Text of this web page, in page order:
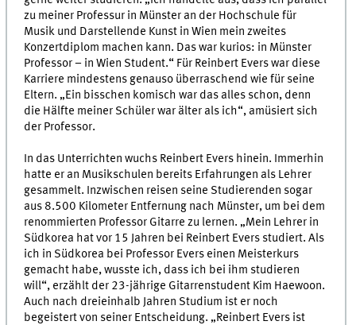
zu meiner Professur in Münster an der Hochschule für
Musik und Darstellende Kunst in Wien mein zweites
Konzertdiplom machen kann. Das war kurios: in Münster
Professor – in Wien Student.“ Für Reinbert Evers war diese
Karriere mindestens genauso überraschend wie für seine
Eltern. „Ein bisschen komisch war das alles schon, denn
die Hälfte meiner Schüler war älter als ich“, amüsiert sich
der Professor.
In das Unterrichten wuchs Reinbert Evers hinein. Immerhin
hatte er an Musikschulen bereits Erfahrungen als Lehrer
gesammelt. Inzwischen reisen seine Studierenden sogar
aus 8.500 Kilometer Entfernung nach Münster, um bei dem
renommierten Professor Gitarre zu lernen. „Mein Lehrer in
Südkorea hat vor 15 Jahren bei Reinbert Evers studiert. Als
ich in Südkorea bei Professor Evers einen Meisterkurs
gemacht habe, wusste ich, dass ich bei ihm studieren
will“, erzählt der 23-jährige Gitarrenstudent Kim Haewoon.
Auch nach dreieinhalb Jahren Studium ist er noch
begeistert von seiner Entscheidung. „Reinbert Evers ist